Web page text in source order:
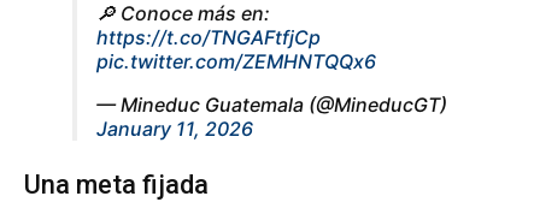
🔎 Conoce más en:
https://t.co/TNGAFtfjCp
pic.twitter.com/ZEMHNTQQx6
— Mineduc Guatemala (@MineducGT)
January 11, 2026
Una meta fijada